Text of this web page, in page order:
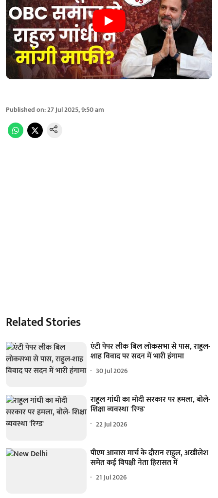
Published on:27 Jul 2025, 9:50 am
Related Stories
एंटी पेपर लीक बिल लोकसभा से पास, राहुल-
शाह विवाद पर सदन में भारी हंगामा
30 Jul 2026
राहुल गांधी का मोदी सरकार पर हमला, बोले-
शिक्षा व्यवस्था 'रिग्ड'
22 Jul 2026
पीएम आवास मार्च के दौरान राहुल, अखीलेश
समेत कई विपक्षी नेता हिरासत में
21 Jul 2026